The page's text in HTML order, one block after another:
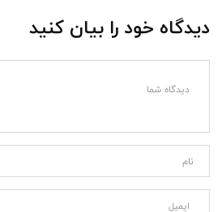
دیدگاه خود را بیان کنید